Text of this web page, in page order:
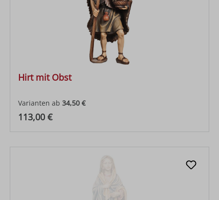
Hirt mit Obst
Varianten ab 34,50 €
Regulärer Preis:
113,00 €